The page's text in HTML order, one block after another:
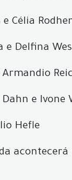
Célia
e Delfina
Dahn e Ivone
Hefle
acontecerá